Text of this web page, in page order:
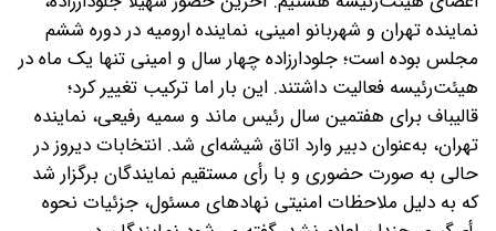
نماینده تهران و شهربانو امینی، نماینده ارومیه در دوره ششم
مجلس بوده است؛ جلودارزاده چهار سال و امینی تنها یک ماه در
هیئت‌رئیسه فعالیت داشتند. این بار اما ترکیب تغییر کرد؛
قالیباف برای هفتمین سال رئیس ماند و سمیه رفیعی، نماینده
تهران، به‌عنوان دبیر وارد اتاق شیشه‌ای شد. انتخابات دیروز در
حالی به صورت حضوری و با رأی مستقیم نمایندگان برگزار شد
که به دلیل ملاحظات امنیتی نهادهای مسئول، جزئیات نحوه